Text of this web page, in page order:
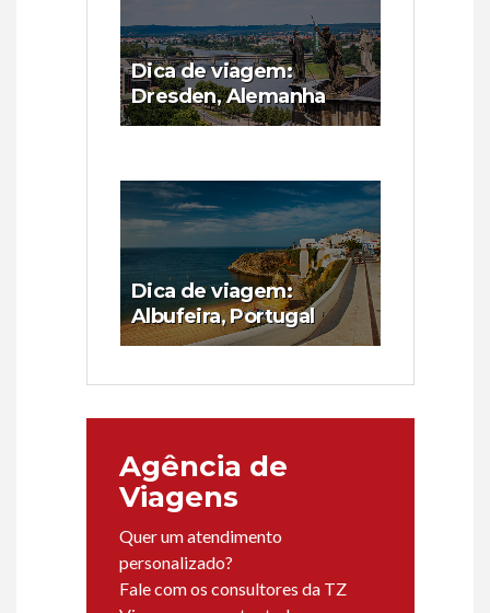
Dica de viagem:
Dresden, Alemanha
Dica de viagem:
Albufeira, Portugal
Agência de
Viagens
Quer um atendimento
personalizado?
Fale com os consultores da TZ